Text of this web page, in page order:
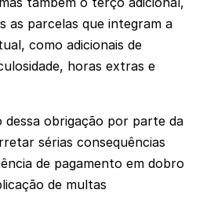
as parcelas que integram a
como adicionais de
horas extras e
dessa obrigação por parte da
sérias consequências
de pagamento em dobro
de multas